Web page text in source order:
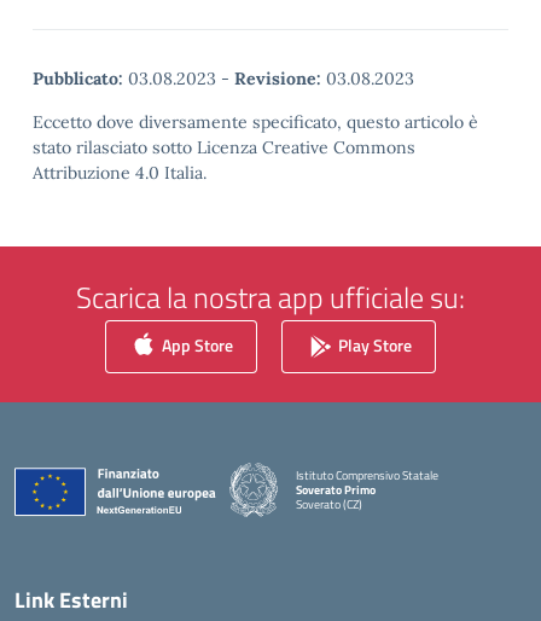
Pubblicato: 03.08.2023 - Revisione: 03.08.2023
Eccetto dove diversamente specificato, questo articolo è
stato rilasciato sotto Licenza Creative Commons
Attribuzione 4.0 Italia.
Scarica la nostra app ufficiale su:
App Store Play Store
Istituto Comprensivo Statale
Soverato Primo
Soverato (CZ)
Link Esterni